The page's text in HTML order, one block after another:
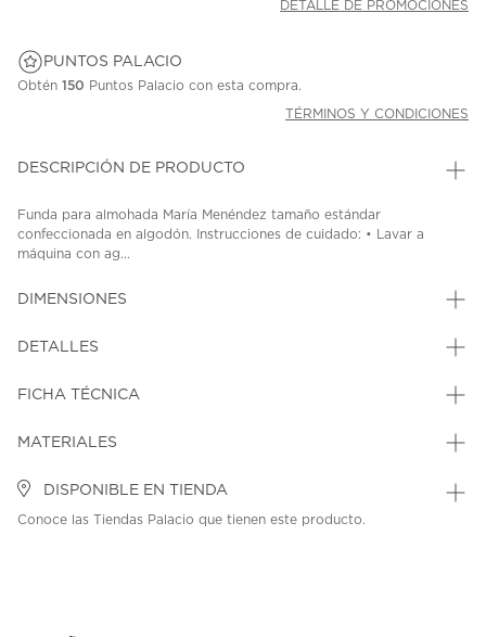
DETALLE DE PROMOCIONES
PUNTOS PALACIO
Obtén 150 Puntos Palacio con esta compra.
TÉRMINOS Y CONDICIONES
DESCRIPCIÓN DE PRODUCTO
Funda para almohada María Menéndez tamaño estándar
confeccionada en algodón. Instrucciones de cuidado: • Lavar a
máquina con ag...
DIMENSIONES
DETALLES
FICHA TÉCNICA
MATERIALES
DISPONIBLE EN TIENDA
Conoce las Tiendas Palacio que tienen este producto.